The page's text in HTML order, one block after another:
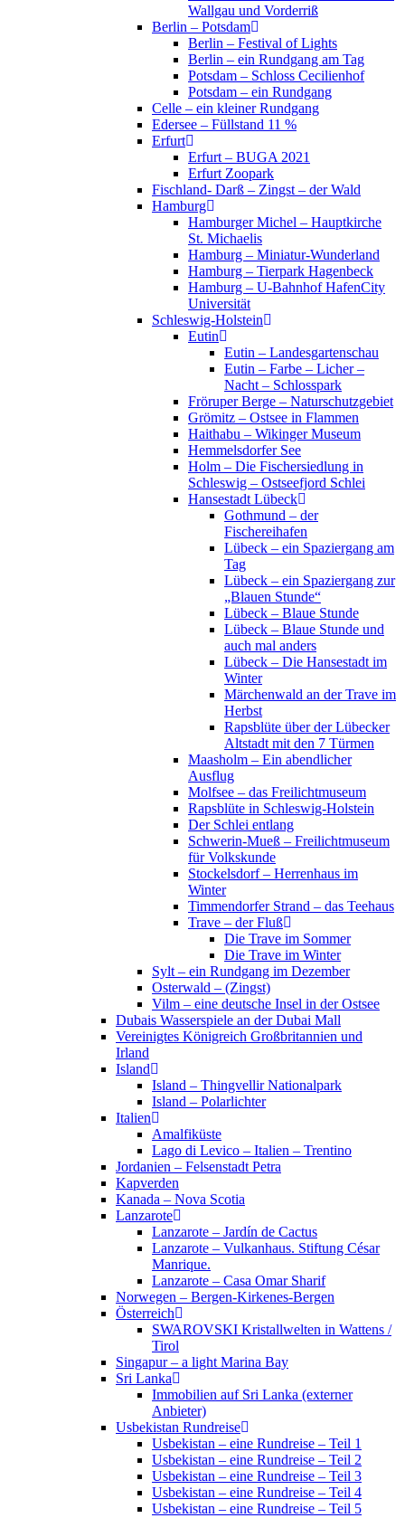
Wallgau und Vorderriß
Berlin – Potsdam
Berlin – Festival of Lights
Berlin – ein Rundgang am Tag
Potsdam – Schloss Cecilienhof
Potsdam – ein Rundgang
Celle – ein kleiner Rundgang
Edersee – Füllstand 11 %
Erfurt
Erfurt – BUGA 2021
Erfurt Zoopark
Fischland- Darß – Zingst – der Wald
Hamburg
Hamburger Michel – Hauptkirche
St. Michaelis
Hamburg – Miniatur-Wunderland
Hamburg – Tierpark Hagenbeck
Hamburg – U-Bahnhof HafenCity
Universität
Schleswig-Holstein
Eutin
Eutin – Landesgartenschau
Eutin – Farbe – Licher –
Nacht – Schlosspark
Fröruper Berge – Naturschutzgebiet
Grömitz – Ostsee in Flammen
Haithabu – Wikinger Museum
Hemmelsdorfer See
Holm – Die Fischersiedlung in
Schleswig – Ostseefjord Schlei
Hansestadt Lübeck
Gothmund – der
Fischereihafen
Lübeck – ein Spaziergang am
Tag
Lübeck – ein Spaziergang zur
„Blauen Stunde“
Lübeck – Blaue Stunde
Lübeck – Blaue Stunde und
auch mal anders
Lübeck – Die Hansestadt im
Winter
Märchenwald an der Trave im
Herbst
Rapsblüte über der Lübecker
Altstadt mit den 7 Türmen
Maasholm – Ein abendlicher
Ausflug
Molfsee – das Freilichtmuseum
Rapsblüte in Schleswig-Holstein
Der Schlei entlang
Schwerin-Mueß – Freilichtmuseum
für Volkskunde
Stockelsdorf – Herrenhaus im
Winter
Timmendorfer Strand – das Teehaus
Trave – der Fluß
Die Trave im Sommer
Die Trave im Winter
Sylt – ein Rundgang im Dezember
Osterwald – (Zingst)
Vilm – eine deutsche Insel in der Ostsee
Dubais Wasserspiele an der Dubai Mall
Vereinigtes Königreich Großbritannien und
Irland
Island
Island – Thingvellir Nationalpark
Island – Polarlichter
Italien
Amalfiküste
Lago di Levico – Italien – Trentino
Jordanien – Felsenstadt Petra
Kapverden
Kanada – Nova Scotia
Lanzarote
Lanzarote – Jardín de Cactus
Lanzarote – Vulkanhaus. Stiftung César
Manrique.
Lanzarote – Casa Omar Sharif
Norwegen – Bergen-Kirkenes-Bergen
Österreich
SWAROVSKI Kristallwelten in Wattens /
Tirol
Singapur – a light Marina Bay
Sri Lanka
Immobilien auf Sri Lanka (externer
Anbieter)
Usbekistan Rundreise
Usbekistan – eine Rundreise – Teil 1
Usbekistan – eine Rundreise – Teil 2
Usbekistan – eine Rundreise – Teil 3
Usbekistan – eine Rundreise – Teil 4
Usbekistan – eine Rundreise – Teil 5